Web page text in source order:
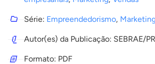
Série: Empreendedorismo,
Autor(es) da Publicação: SEBRAE/
Formato: PDF